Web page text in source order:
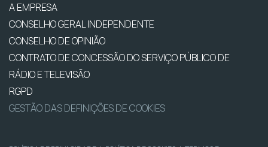
A EMPRESA
CONSELHO GERAL INDEPENDENTE
CONSELHO DE OPINIÃO
CONTRATO DE CONCESSÃO DO SERVIÇO PÚBLICO DE
RÁDIO E TELEVISÃO
RGPD
GESTÃO DAS DEFINIÇÕES DE COOKIES